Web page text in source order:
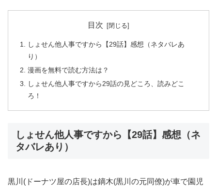
目次
しょせん他人事ですから【29話】感想（ネタバレあ
り）
漫画を無料で読む方法は？
しょせん他人事ですから29話の見どころ、読みどこ
ろ！
しょせん他人事ですから【29話】感想（ネ
タバレあり）
黒川(ドーナツ屋の店長)は鏑木(黒川の元同僚)が車で園児